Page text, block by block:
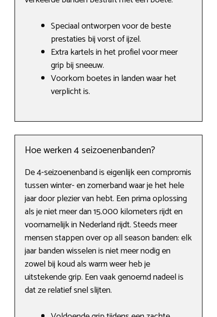
Speciaal ontworpen voor de beste
prestaties bij vorst of ijzel.
Extra kartels in het profiel voor meer
grip bij sneeuw.
Voorkom boetes in landen waar het
verplicht is.
Hoe werken 4 seizoenenbanden?
De 4-seizoenenband is eigenlijk een compromis
tussen winter- en zomerband waar je het hele
jaar door plezier van hebt. Een prima oplossing
als je niet meer dan 15.000 kilometers rijdt en
voornamelijk in Nederland rijdt. Steeds meer
mensen stappen over op all season banden: elk
jaar banden wisselen is niet meer nodig en
zowel bij koud als warm weer heb je
uitstekende grip. Een vaak genoemd nadeel is
dat ze relatief snel slijten.